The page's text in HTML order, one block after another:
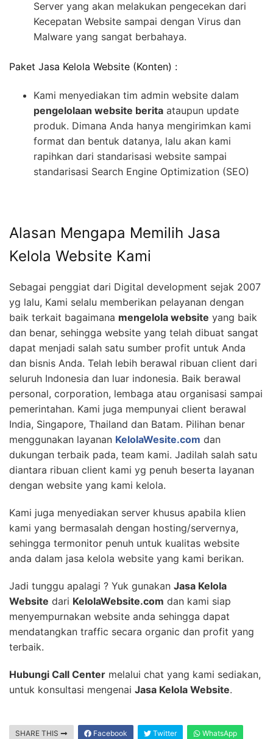
Server yang akan melakukan pengecekan dari
Kecepatan Website sampai dengan Virus dan
Malware yang sangat berbahaya.
Paket Jasa Kelola Website (Konten) :
Kami menyediakan tim admin website dalam
pengelolaan website berita ataupun update
produk. Dimana Anda hanya mengirimkan kami
format dan bentuk datanya, lalu akan kami
rapihkan dari standarisasi website sampai
standarisasi Search Engine Optimization (SEO)
Alasan Mengapa Memilih Jasa
Kelola Website Kami
Sebagai penggiat dari Digital development sejak 2007
yg lalu, Kami selalu memberikan pelayanan dengan
baik terkait bagaimana mengelola website yang baik
dan benar, sehingga website yang telah dibuat sangat
dapat menjadi salah satu sumber profit untuk Anda
dan bisnis Anda. Telah lebih berawal ribuan client dari
seluruh Indonesia dan luar indonesia. Baik berawal
personal, corporation, lembaga atau organisasi sampai
pemerintahan. Kami juga mempunyai client berawal
India, Singapore, Thailand dan Batam. Pilihan benar
menggunakan layanan KelolaWesite.com dan
dukungan terbaik pada, team kami. Jadilah salah satu
diantara ribuan client kami yg penuh beserta layanan
dengan website yang kami kelola.
Kami juga menyediakan server khusus apabila klien
kami yang bermasalah dengan hosting/servernya,
sehingga termonitor penuh untuk kualitas website
anda dalam jasa kelola website yang kami berikan.
Jadi tunggu apalagi ? Yuk gunakan Jasa Kelola
Website dari KelolaWebsite.com dan kami siap
menyempurnakan website anda sehingga dapat
mendatangkan traffic secara organic dan profit yang
terbaik.
Hubungi Call Center melalui chat yang kami sediakan,
untuk konsultasi mengenai Jasa Kelola Website.
SHARE THIS Facebook Twitter WhatsApp